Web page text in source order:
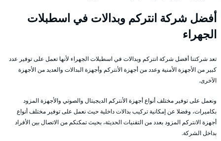
أفضل شركة انتركم وبدالات في اسطبلات
الجهراء
تعد شركتنا أفضل شركة انتركم وبدالات في اسطبلات الجهراء لأنها تعمل على توفير عدد
كبير من الأجهزة الأمنية وعدد من أجهزة الأنتركم وأجهزة البدالات والعديد من الأجهزة
الآخرى.
ونعمل على توفير مختلف أنواع أجهزة الأنتركم الديجيتال والصوتي والأجهزة المزود
بكاميرات، وفضلا عن إمكانية تركيب بدالات داخلية حيث نعمل على توفير مختلف أنواع
أجهزة الانتركم المزود بعدد من التقنيات الحديثة، بحيث تمكنكم من الاتصال بين الأفراد
بداخل الشركة.